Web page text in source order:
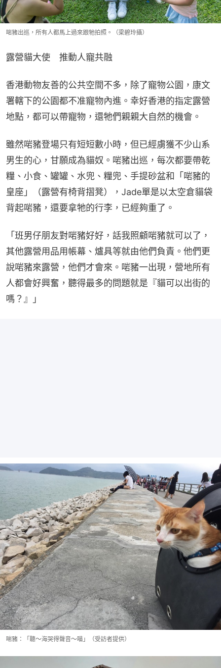
啱豬出巡，所有人都馬上過來跟牠拍照。（梁碧玲攝）
露營貓大使　推動人寵共融
香港動物友善的公共空間不多，除了寵物公園，康文
署轄下的公園都不准寵物內進。幸好香港的指定露營
地點，都可以帶寵物，還牠們親親大自然的機會。
雖然啱豬登場只有短短數小時，但已經虜獲不少山系
男生的心，甘願成為貓奴。啱豬出巡，每次都要帶乾
糧、小食、罐罐、水兜、糧兜、手提砂盆和「啱豬的
皇座」（露營有椅背摺凳），Jade單是以太空倉貓袋
背起啱豬，還要拿牠的行李，已經夠重了。
「班男仔朋友對啱豬好好，話我照顧啱豬就可以了，
其他露營用品用帳幕、爐具等就由他們負責。他們更
說啱豬來露營，他們才會來。啱豬一出現，營地所有
人都會好興奮，聽得最多的問題就是『貓可以出街的
嗎？』」
啱豬：「聽～海哭得聲音～喵」（受訪者提供）